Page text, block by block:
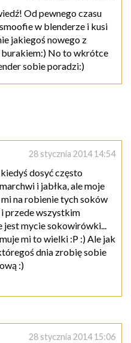
Od pewnego czasu
w blenderze i kusi
jakiegoś nowego z
burakiem:) No to wkrótce
sobie poradzi:)
28 stycznia 2014 14:54
dosyć często
i jabłka, ale moje
na robienie tych soków
i przede wszystkim
mycie sokowirówki...
mi to wielki :P :) Ale jak
dnia zrobię sobie
:)
28 stycznia 2014 15:06